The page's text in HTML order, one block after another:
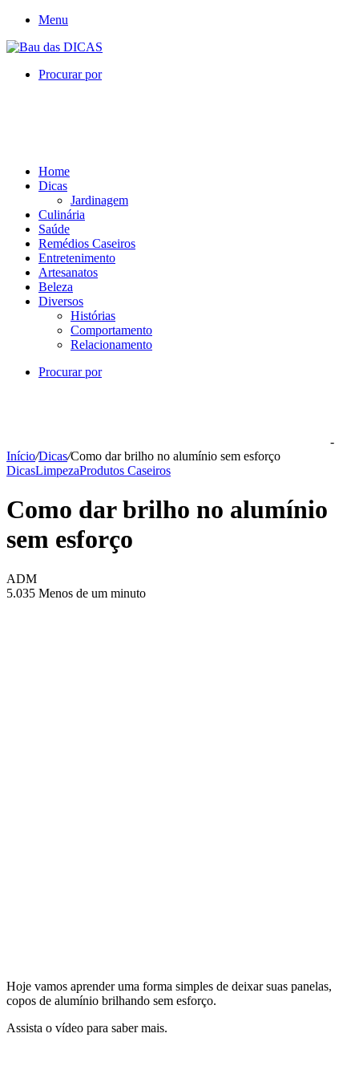
Menu
Procurar por
Home
Dicas
Jardinagem
Culinária
Saúde
Remédios Caseiros
Entretenimento
Artesanatos
Beleza
Diversos
Histórias
Comportamento
Relacionamento
Procurar por
-
Início/Dicas/Como dar brilho no alumínio sem esforço
DicasLimpezaProdutos Caseiros
Como dar brilho no alumínio
sem esforço
ADM
5.035 Menos de um minuto
Hoje vamos aprender uma forma simples de deixar suas panelas,
copos de alumínio brilhando sem esforço.
Assista o vídeo para saber mais.